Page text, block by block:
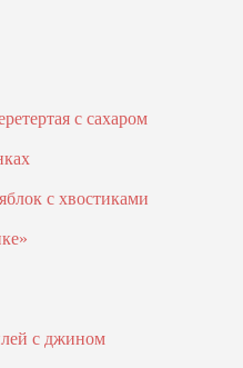
с сахаром
с хвостиками
с джином